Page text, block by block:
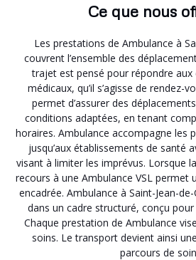
Ce que nous
Les prestations de Ambulance à
couvrent l’ensemble des
trajet est pensé pour répondre aux
médicaux, qu’il s’agisse de rendez-
permet d’assurer des
conditions adaptées, en tenant
horaires. Ambulance accompagne les
jusqu’aux établissements de santé
visant à limiter les imprévus. Lorsque
recours à une Ambulance VSL permet
encadrée. Ambulance à Saint-Jean-
dans un cadre structuré, conçu
Chaque prestation de Ambulance
soins. Le transport devient ainsi
parcours de